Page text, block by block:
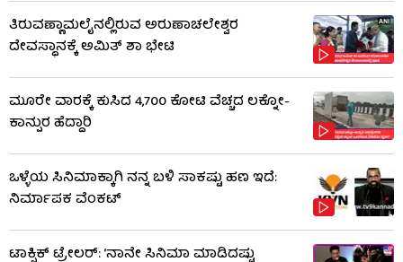
ತಿರುವಣ್ಣಾಮಲೈನಲ್ಲಿರುವ ಅರುಣಾಚಲೇಶ್ವರ
ದೇವಸ್ಥಾನಕ್ಕೆ ಅಮಿತ್ ಶಾ ಭೇಟಿ
ಮೂರೇ ವಾರಕ್ಕೆ ಕುಸಿದ 4,700 ಕೋಟಿ ವೆಚ್ಚದ ಲಕ್ನೋ-
ಕಾನ್ಪುರ ಹೆದ್ದಾರಿ
ಒಳ್ಳೆಯ ಸಿನಿಮಾಕ್ಕಾಗಿ ನನ್ನ ಬಳಿ ಸಾಕಷ್ಟು ಹಣ ಇದೆ:
ನಿರ್ಮಾಪಕ ವೆಂಕಟ್
ಟಾಕ್ಸಿಕ್ ಟ್ರೇಲರ್​: ‘ನಾನೇ ಸಿನಿಮಾ ಮಾಡಿದಷ್ಟು